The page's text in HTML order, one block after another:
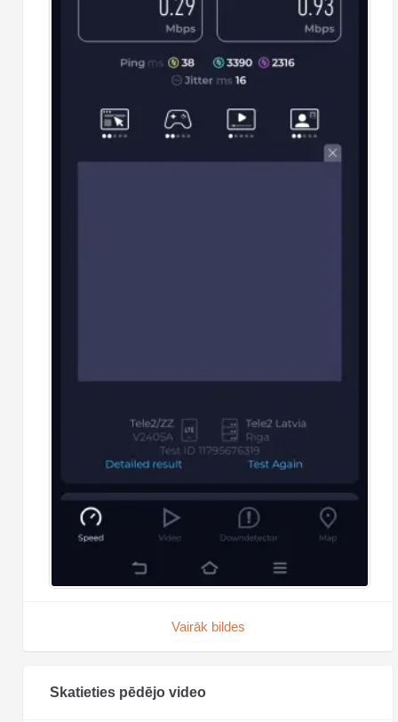
Vairāk bildes
Skatieties pēdējo video